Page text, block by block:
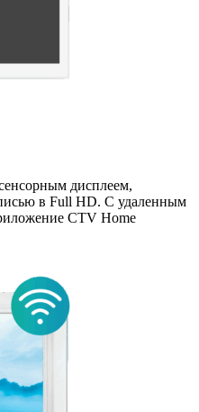
дисплеем,
в Full HD. С удаленным
CTV Home